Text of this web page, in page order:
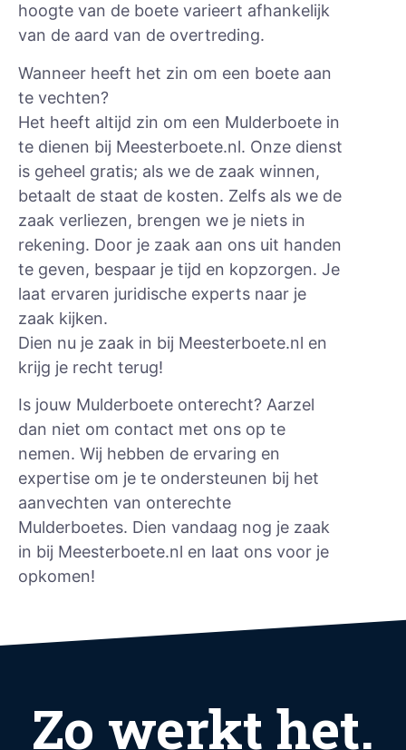
hoogte van de boete varieert afhankelijk
van de aard van de overtreding.
Wanneer heeft het zin om een boete aan
te vechten?
Het heeft altijd zin om een Mulderboete in
te dienen bij Meesterboete.nl. Onze dienst
is geheel gratis; als we de zaak winnen,
betaalt de staat de kosten. Zelfs als we de
zaak verliezen, brengen we je niets in
rekening. Door je zaak aan ons uit handen
te geven, bespaar je tijd en kopzorgen. Je
laat ervaren juridische experts naar je
zaak kijken.
Dien nu je zaak in bij Meesterboete.nl en
krijg je recht terug!
Is jouw Mulderboete onterecht? Aarzel
dan niet om contact met ons op te
nemen. Wij hebben de ervaring en
expertise om je te ondersteunen bij het
aanvechten van onterechte
Mulderboetes. Dien vandaag nog je zaak
in bij Meesterboete.nl en laat ons voor je
opkomen!
Zo werkt het.